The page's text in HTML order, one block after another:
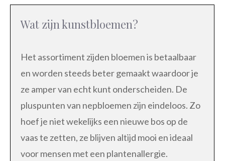
Wat zijn kunstbloemen?
Het assortiment zijden bloemen is betaalbaar
en worden steeds beter gemaakt waardoor je
ze amper van echt kunt onderscheiden. De
pluspunten van nepbloemen zijn eindeloos. Zo
hoef je niet wekelijks een nieuwe bos op de
vaas te zetten, ze blijven altijd mooi en ideaal
voor mensen met een plantenallergie.